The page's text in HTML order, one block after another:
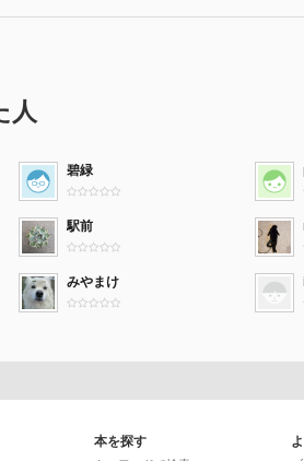
人
碧緑
駅前
みやまけ
本を探す